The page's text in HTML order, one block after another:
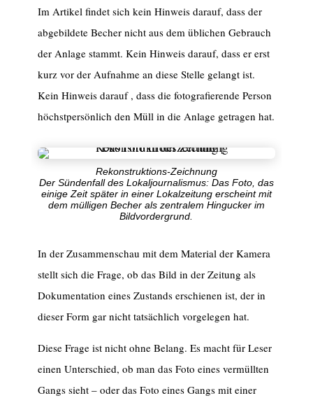
Im Artikel findet sich kein Hinweis darauf, dass der
abgebildete Becher nicht aus dem üblichen Gebrauch
der Anlage stammt. Kein Hinweis darauf, dass er erst
kurz vor der Aufnahme an diese Stelle gelangt ist.
Kein Hinweis darauf , dass die fotografierende Person
höchstpersönlich den Müll in die Anlage getragen hat.
Rekonstruktions-Zeichnung
Der Sündenfall des Lokaljournalismus: Das Foto, das
einige Zeit später in einer Lokalzeitung erscheint mit
dem mülligen Becher als zentralem Hingucker im
Bildvordergrund.
In der Zusammenschau mit dem Material der Kamera
stellt sich die Frage, ob das Bild in der Zeitung als
Dokumentation eines Zustands erschienen ist, der in
dieser Form gar nicht tatsächlich vorgelegen hat.
Diese Frage ist nicht ohne Belang. Es macht für Leser
einen Unterschied, ob man das Foto eines vermüllten
Gangs sieht – oder das Foto eines Gangs mit einer